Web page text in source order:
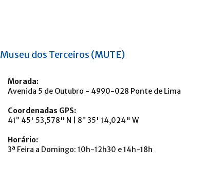
Museu dos Terceiros (MUTE)
Morada:
Avenida 5 de Outubro - 4990-028 Ponte de Lima
Coordenadas GPS:
41° 45' 53,578" N | 8° 35' 14,024" W
Horário:
3ª Feira a Domingo: 10h-12h30 e 14h-18h